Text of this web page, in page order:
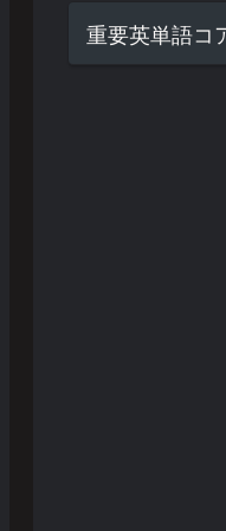
重要英単語コ